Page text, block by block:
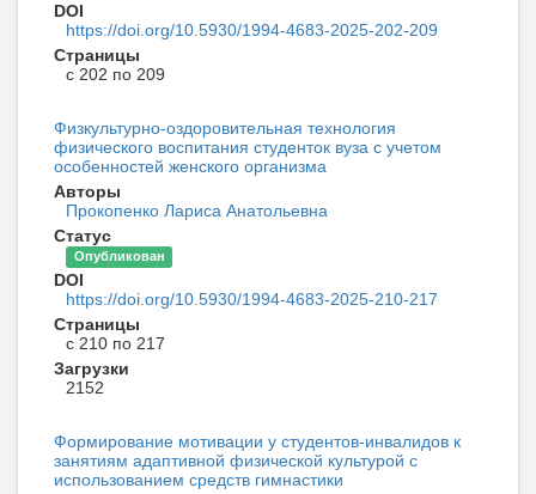
DOI
https://doi.org/10.5930/1994-4683-2025-202-209
Страницы
с 202 по 209
Физкультурно-оздоровительная технология
физического воспитания студенток вуза с учетом
особенностей женского организма
Авторы
Прокопенко Лариса Анатольевна
Статус
Опубликован
DOI
https://doi.org/10.5930/1994-4683-2025-210-217
Страницы
с 210 по 217
Загрузки
2152
Формирование мотивации у студентов-инвалидов к
занятиям адаптивной физической культурой с
использованием средств гимнастики